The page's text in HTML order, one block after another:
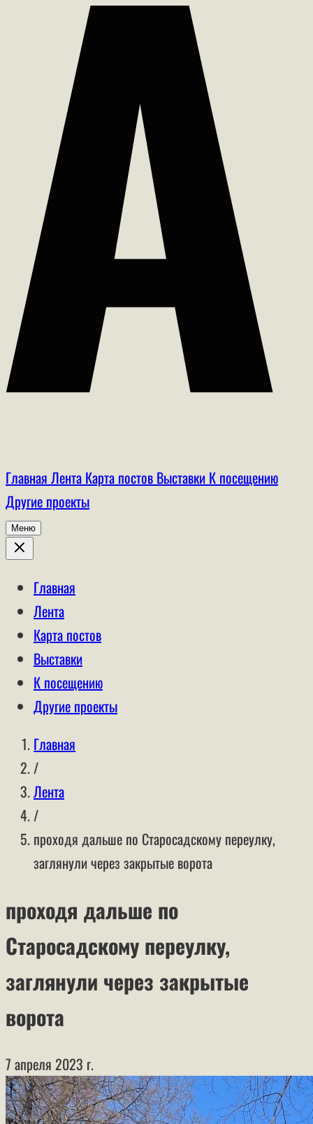
Главная Лента Карта постов Выставки К посещению
Другие проекты
Меню
Главная
Лента
Карта постов
Выставки
К посещению
Другие проекты
Главная
/
Лента
/
проходя дальше по Старосадскому переулку,
заглянули через закрытые ворота
проходя дальше по
Старосадскому переулку,
заглянули через закрытые
ворота
7 апреля 2023 г.